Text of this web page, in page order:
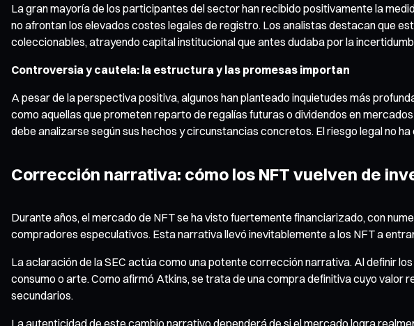
La gran mayoría de los participantes del sector han recibido positivamente la
no afrontan los elevados costes legales de registro. Los analistas destacan que
coleccionables, atrayendo capital institucional que antes dudaba por la
Controversia y cautela: la estructura y las promesas importan
A pesar de la perspectiva positiva, algunos han planteado inquietudes más
como aquellas que prometen reparto de regalías futuras o dividendos en
debe analizarse según sus hechos y circunstancias concretos. El riesgo legal no
Corrección narrativa: cómo los NFT vuelven de
Durante años, el mercado de NFT se ha visto fuertemente financiarizado, con
compradores especulativos. Esta narrativa llevó inevitablemente a los NFT a
La aclaración de la SEC actúa como una potente corrección narrativa. Al definir
consumo o arte. Como afirmó Atkins, se trata de una compra definitiva cuyo valor
secundarios.
La autenticidad de este cambio narrativo dependerá de si el mercado logra